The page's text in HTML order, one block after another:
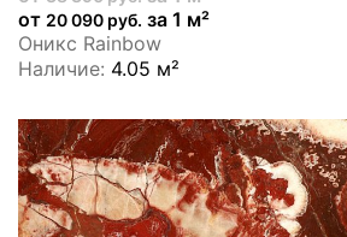
от 20 090 руб. за 1 м²
Оникс Rainbow
Наличие: 4.05 м²